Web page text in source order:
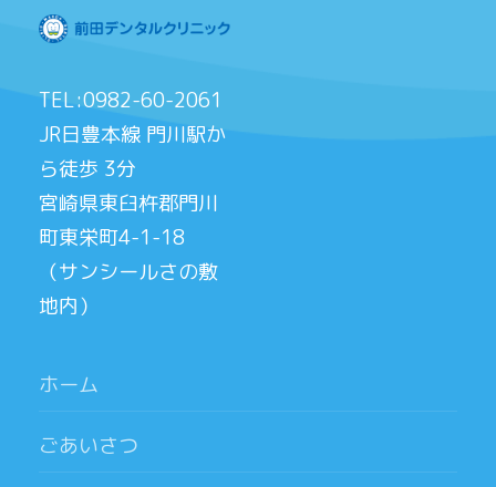
TEL:0982-60-2061
JR日豊本線 門川駅か
ら徒歩 3分
宮崎県東臼杵郡門川
町東栄町4-1-18
（サンシールさの敷
地内）
ホーム
ごあいさつ